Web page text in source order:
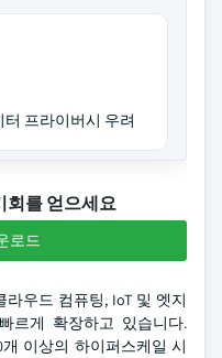
프라이버시 우려
회를 얻으세요
로드
우드 컴퓨팅, IoT 및 엣지
르게 확장하고 있습니다.
이상의 하이퍼스케일 시